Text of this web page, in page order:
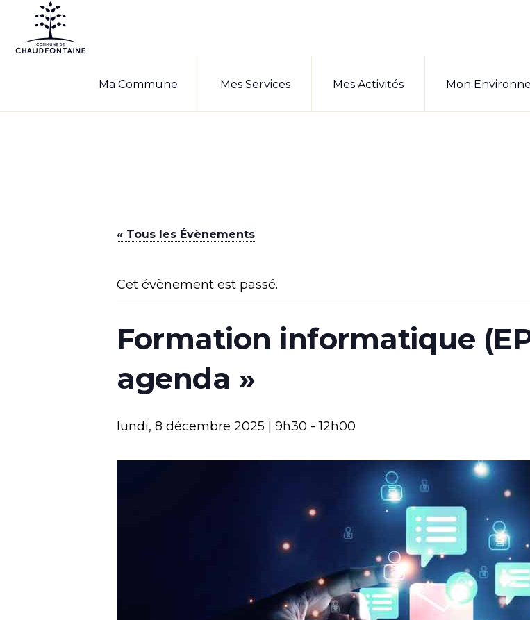
Passer
Passer
contenu
CHAUDFONTAINE
de
Ma Commune Mes Services Mes Activités Mon
« Tous les Évènements
Cet évènement est passé.
Formation informatique
agenda »
lundi, 8 décembre 2025 | 9h30 -12h00